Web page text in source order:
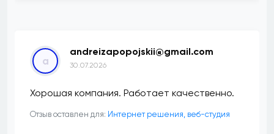
a
andreizapopojskii@gmail.com
30.07.2026
Хорошая компания. Работает качественно.
Отзыв оставлен для: Интернет решения, веб-студия